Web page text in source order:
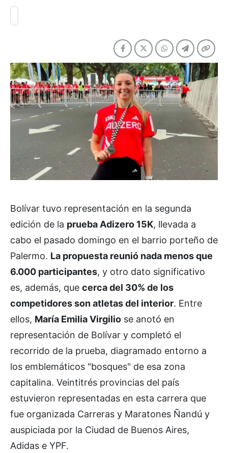
Bolívar tuvo representación en la segunda
edición de la prueba Adizero 15K, llevada a
cabo el pasado domingo en el barrio porteño de
Palermo. La propuesta reunió nada menos que
6.000 participantes, y otro dato significativo
es, además, que cerca del 30% de los
competidores son atletas del interior. Entre
ellos, María Emilia Virgilio se anotó en
representación de Bolívar y completó el
recorrido de la prueba, diagramado entorno a
los emblemáticos "bosques" de esa zona
capitalina. Veintitrés provincias del país
estuvieron representadas en esta carrera que
fue organizada Carreras y Maratones Ñandú y
auspiciada por la Ciudad de Buenos Aires,
Adidas e YPF.